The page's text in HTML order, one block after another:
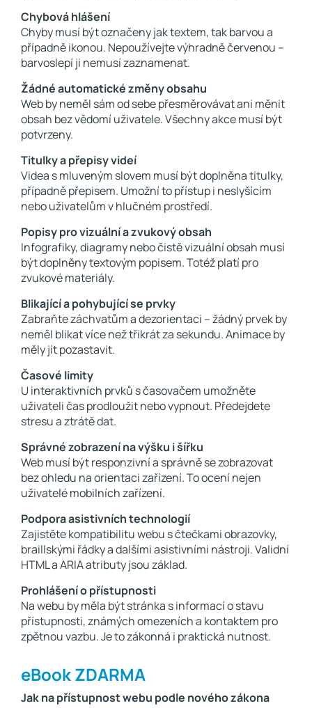
Chybová hlášení
Chyby musí být označeny jak textem, tak barvou a
případně ikonou. Nepoužívejte výhradně červenou –
barvoslepí ji nemusí zaznamenat.
Žádné automatické změny obsahu
Web by neměl sám od sebe přesměrovávat ani měnit
obsah bez vědomí uživatele. Všechny akce musí být
potvrzeny.
Titulky a přepisy videí
Videa s mluveným slovem musí být doplněna titulky,
případně přepisem. Umožní to přístup i neslyšícím
nebo uživatelům v hlučném prostředí.
Popisy pro vizuální a zvukový obsah
Infografiky, diagramy nebo čistě vizuální obsah musí
být doplněny textovým popisem. Totéž platí pro
zvukové materiály.
Blikající a pohybující se prvky
Zabraňte záchvatům a dezorientaci – žádný prvek by
neměl blikat více než třikrát za sekundu. Animace by
měly jít pozastavit.
Časové limity
U interaktivních prvků s časovačem umožněte
uživateli čas prodloužit nebo vypnout. Předejdete
stresu a ztrátě dat.
Správné zobrazení na výšku i šířku
Web musí být responzivní a správně se zobrazovat
bez ohledu na orientaci zařízení. To ocení nejen
uživatelé mobilních zařízení.
Podpora asistivních technologií
Zajistěte kompatibilitu webu s čtečkami obrazovky,
braillskými řádky a dalšími asistivními nástroji. Validní
HTML a ARIA atributy jsou základ.
Prohlášení o přístupnosti
Na webu by měla být stránka s informací o stavu
přístupnosti, známých omezeních a kontaktem pro
zpětnou vazbu. Je to zákonná i praktická nutnost.
eBook ZDARMA
Jak na přístupnost webu podle nového zákona